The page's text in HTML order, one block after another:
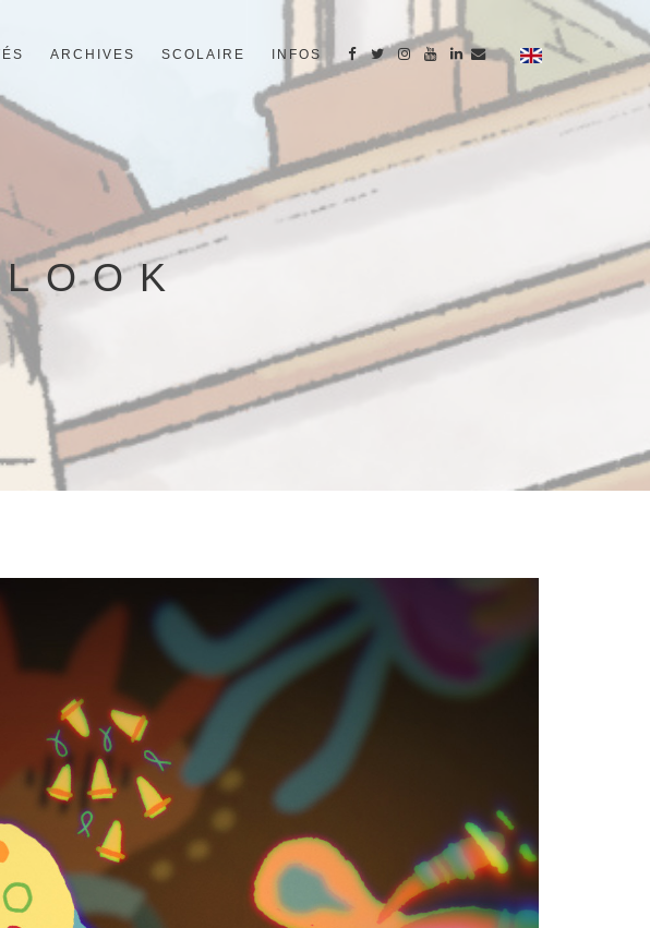
ARCHIVES SCOLAIRE INFOS